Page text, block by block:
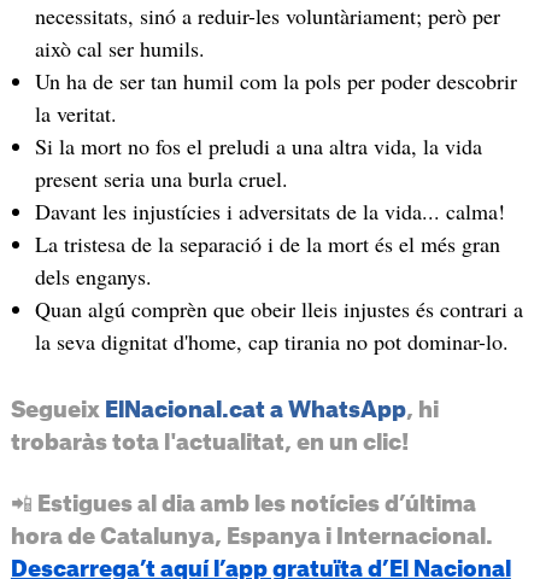
necessitats, sinó a reduir-les voluntàriament; però per
això cal ser humils.
Un ha de ser tan humil com la pols per poder descobrir
la veritat.
Si la mort no fos el preludi a una altra vida, la vida
present seria una burla cruel.
Davant les injustícies i adversitats de la vida... calma!
La tristesa de la separació i de la mort és el més gran
dels enganys.
Quan algú comprèn que obeir lleis injustes és contrari a
la seva dignitat d'home, cap tirania no pot dominar-lo.
Segueix ElNacional.cat a WhatsApp, hi
trobaràs tota l'actualitat, en un clic!
📲 Estigues al dia amb les notícies d’última
hora de Catalunya, Espanya i Internacional.
Descarrega’t aquí l’app gratuïta d’El Nacional